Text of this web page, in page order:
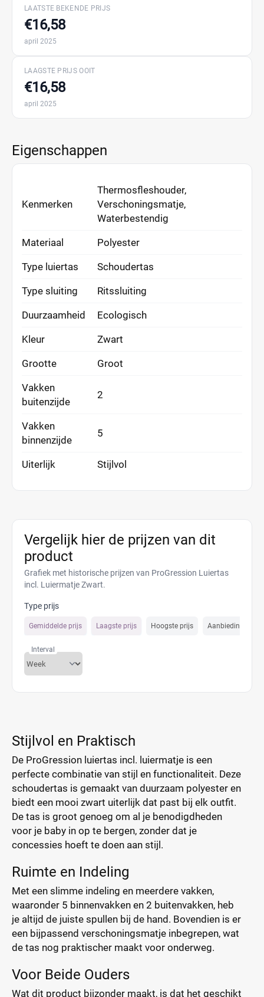
LAATSTE BEKENDE PRIJS
€16,58
april 2025
LAAGSTE PRIJS OOIT
€16,58
april 2025
Eigenschappen
Kenmerken
Thermosfleshouder,
Verschoningsmatje,
Waterbestendig
Materiaal Polyester
Type luiertas Schoudertas
Type sluiting Ritssluiting
Duurzaamheid Ecologisch
Kleur Zwart
Grootte Groot
Vakken
buitenzijde
2
Vakken
binnenzijde
5
Uiterlijk Stijlvol
Vergelijk hier de prijzen van dit
product
Grafiek met historische prijzen van ProGression Luiertas
incl. Luiermatje Zwart.
Type prijs
Gemiddelde prijs Laagste prijs Hoogste prijs Aanbiedings prijs
Interval
Stijlvol en Praktisch
De ProGression luiertas incl. luiermatje is een
perfecte combinatie van stijl en functionaliteit. Deze
schoudertas is gemaakt van duurzaam polyester en
biedt een mooi zwart uiterlijk dat past bij elk outfit.
De tas is groot genoeg om al je benodigdheden
voor je baby in op te bergen, zonder dat je
concessies hoeft te doen aan stijl.
Ruimte en Indeling
Met een slimme indeling en meerdere vakken,
waaronder 5 binnenvakken en 2 buitenvakken, heb
je altijd de juiste spullen bij de hand. Bovendien is er
een bijpassend verschoningsmatje inbegrepen, wat
de tas nog praktischer maakt voor onderweg.
Voor Beide Ouders
Wat dit product bijzonder maakt, is dat het geschikt